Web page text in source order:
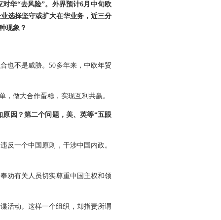
华“去风险”。外界预计6月中旬欧
选择坚守或扩大在华业务，近三分
现象？
也不是威胁。50多年来，中欧年贸
做大合作蛋糕，实现互利共赢。
因？第二个问题，美、英等“五眼
反一个中国原则，干涉中国内政。
劝有关人员切实尊重中国主权和领
活动。这样一个组织，却指责所谓